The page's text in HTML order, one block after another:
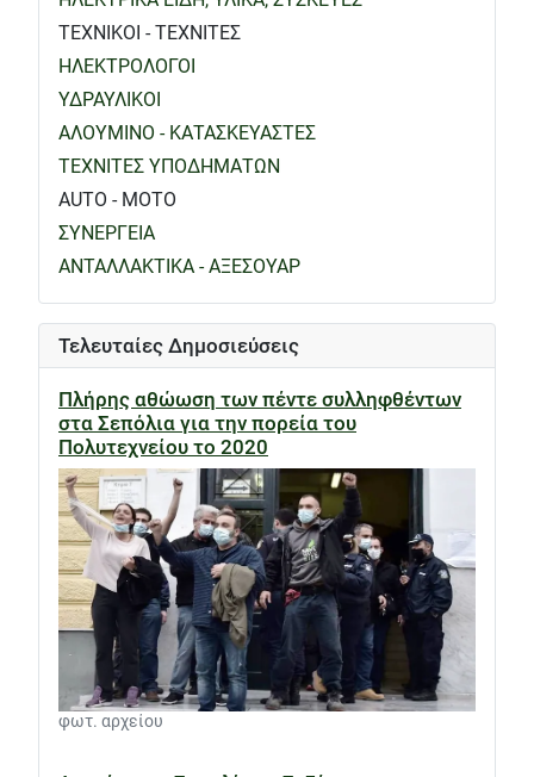
ΤΕΧΝΙΚΟΙ - ΤΕΧΝΙΤΕΣ
ΗΛΕΚΤΡΟΛΟΓΟΙ
ΥΔΡΑΥΛΙΚΟΙ
ΑΛΟΥΜΙΝΟ - ΚΑΤΑΣΚΕΥΑΣΤΕΣ
ΤΕΧΝΙΤΕΣ ΥΠΟΔΗΜΑΤΩΝ
AUTO - MOTO
ΣΥΝΕΡΓΕΙΑ
ΑΝΤΑΛΛΑΚΤΙΚΑ - ΑΞΕΣΟΥΑΡ
Τελευταίες Δημοσιεύσεις
Πλήρης αθώωση των πέντε συλληφθέντων
στα Σεπόλια για την πορεία του
Πολυτεχνείου το 2020
φωτ. αρχείου